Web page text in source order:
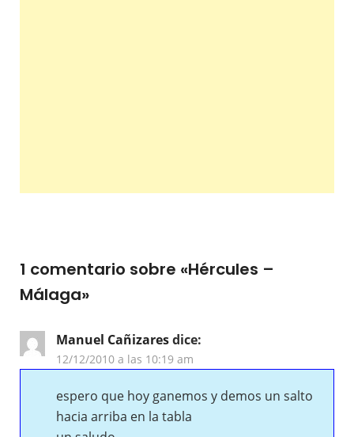
1 comentario sobre «Hércules –
Málaga»
Manuel Cañizaresdice:
12/12/2010 a las 10:19 am
espero que hoy ganemos y demos un salto
hacia arriba en la tabla